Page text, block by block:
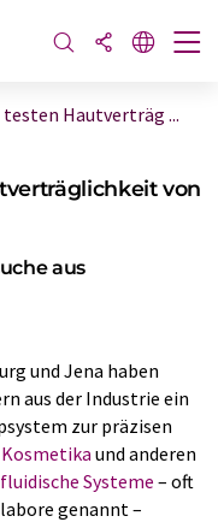
Hautverträg ...
von
aus
und Jena haben
aus der Industrie ein
zur präzisen
Kosmetika und anderen
Systeme– oft
genannt –